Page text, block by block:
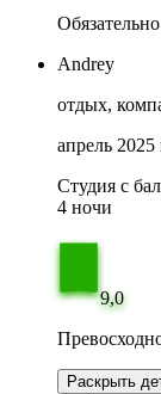
Andrey
отдых,
апрель 2025
Студия с
4 ночи
9,0
Раскрыть